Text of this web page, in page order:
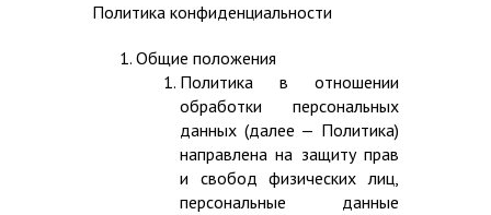
Политика конфиденциальности
Общие положения
Политика в отношении
обработки персональных
данных (далее — Политика)
направлена на защиту прав
и свобод физических лиц,
персональные данные